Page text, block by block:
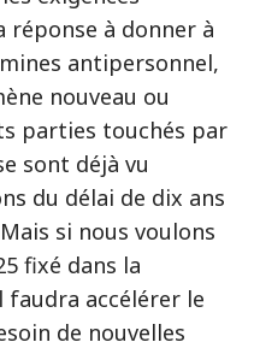
réponse à donner à
antipersonnel,
nouveau ou
parties touchés par
sont déjà vu
du délai de dix ans
si nous voulons
fixé dans la
accélérer le
de nouvelles